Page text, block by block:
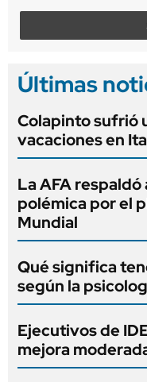
Últimas
Colapinto sufrió
vacaciones en
La AFA
polémica por el
Mundial
Qué significa
según la
Ejecutivos de
mejora